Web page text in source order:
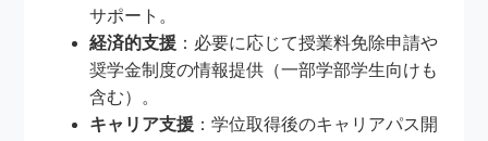
サポート。
経済的支援 ：必要に応じて授業料免除申請や
奨学金制度の情報提供（一部学部学生向けも
含む）。
キャリア支援 ：学位取得後のキャリアパス開